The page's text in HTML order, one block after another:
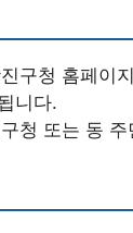
구청 홈페이
니다.
청 또는 동